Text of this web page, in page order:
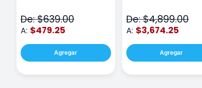
De: $639.00
A: $479.25
Agregar
De: $4,899.00
A: $3,674.25
Agregar